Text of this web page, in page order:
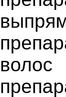
волос